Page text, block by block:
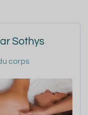
Sothys
corps